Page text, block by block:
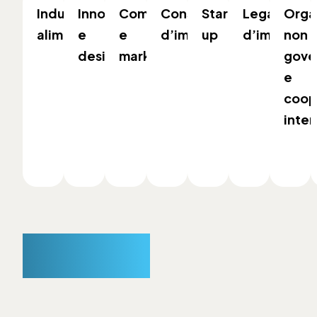
Industria
alimentare
Innovazione
e
design
Comunicazione
e
marketing
Consulenza
d’impresa
Start-
up
Legale
d’impresa
non
e